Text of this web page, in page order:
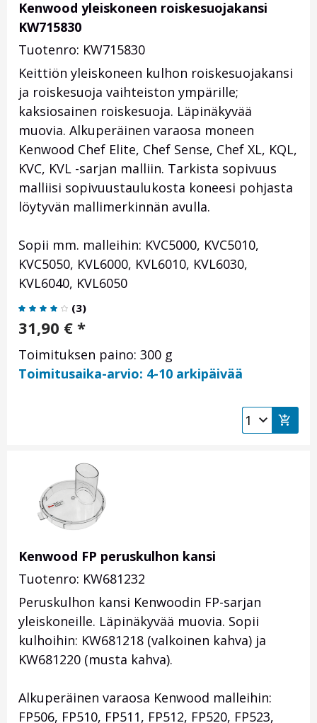
Kenwood yleiskoneen roiskesuojakansi
KW715830
Tuotenro: KW715830
Keittiön yleiskoneen kulhon roiskesuojakansi
ja roiskesuoja vaihteiston ympärille;
kaksiosainen roiskesuoja. Läpinäkyvää
muovia. Alkuperäinen varaosa moneen
Kenwood Chef Elite, Chef Sense, Chef XL, KQL,
KVC, KVL -sarjan malliin. Tarkista sopivuus
malliisi sopivuustaulukosta koneesi pohjasta
löytyvän mallimerkinnän avulla.
Sopii mm. malleihin: KVC5000, KVC5010,
KVC5050, KVL6000, KVL6010, KVL6030,
KVL6040, KVL6050
(3)
31,90 € *
Toimituksen paino: 300 g
Toimitusaika-arvio: 4-10 arkipäivää
Kenwood FP peruskulhon kansi
Tuotenro: KW681232
Peruskulhon kansi Kenwoodin FP-sarjan
yleiskoneille. Läpinäkyvää muovia. Sopii
kulhoihin: KW681218 (valkoinen kahva) ja
KW681220 (musta kahva).
Alkuperäinen varaosa Kenwood malleihin:
FP506, FP510, FP511, FP512, FP520, FP523,